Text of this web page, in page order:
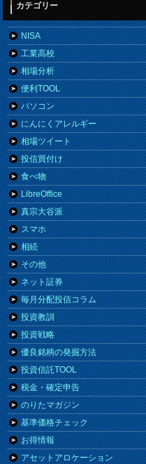
カテゴリー
NISA
工業高校
相場分析
便利TOOL
パソコン
にんにくアレルギー
相場ツイート
投信買付け
食べ物
LibreOffice
真宗大谷派
スマホ
相続
その他
ネット証券
毎月分配投信コラム
投資教訓
投資戦略
優良銘柄の発掘方法
投資信託TOOL
税金・確定申告
のりたマガジン
基準価格チェック
お得情報
アセットアロケーション